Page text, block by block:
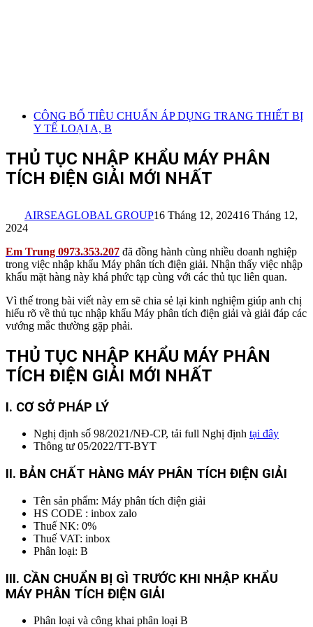
CÔNG BỐ TIÊU CHUẨN ÁP DỤNG TRANG THIẾT BỊ
Y TẾ LOẠI A, B
THỦ TỤC NHẬP KHẨU MÁY PHÂN
TÍCH ĐIỆN GIẢI MỚI NHẤT
AIRSEAGLOBAL GROUP16 Tháng 12, 202416 Tháng 12,
2024
Em Trung 0973.353.207 đã đồng hành cùng nhiều doanh nghiệp
trong việc nhập khẩu Máy phân tích điện giải. Nhận thấy việc nhập
khẩu mặt hàng này khá phức tạp cùng với các thủ tục liên quan.
Vì thế trong bài viết này em sẽ chia sẻ lại kinh nghiệm giúp anh chị
hiểu rõ về thủ tục nhập khẩu Máy phân tích điện giải và giải đáp các
vướng mắc thường gặp phải.
THỦ TỤC NHẬP KHẨU MÁY PHÂN
TÍCH ĐIỆN GIẢI MỚI NHẤT
I. CƠ SỞ PHÁP LÝ
Nghị định số 98/2021/NĐ-CP, tải full Nghị định tại đây
Thông tư 05/2022/TT-BYT
II. BẢN CHẤT HÀNG MÁY PHÂN TÍCH ĐIỆN GIẢI
Tên sản phẩm: Máy phân tích điện giải
HS CODE : inbox zalo
Thuế NK: 0%
Thuế VAT: inbox
Phân loại: B
III. CẦN CHUẨN BỊ GÌ TRƯỚC KHI NHẬP KHẨU
MÁY PHÂN TÍCH ĐIỆN GIẢI
Phân loại và công khai phân loại B